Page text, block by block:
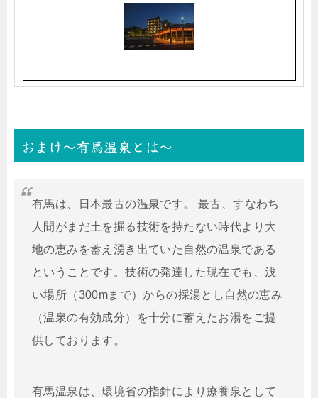
おまけ〜有馬温泉とは〜
有馬は、日本最古の温泉です。 最古、すなわち
人間がまだ土を掘る技術を持たない時代より大
地の恵みを蓄え湧き出ていた自然の温泉である
ということです。技術の発達した現在でも、浅
い場所（300mまで）からの採湯とし自然の恵み
（温泉の有効成分）を十分に蓄えたお湯をご提
供しております。
有馬温泉は、環境省の指針により療養泉として